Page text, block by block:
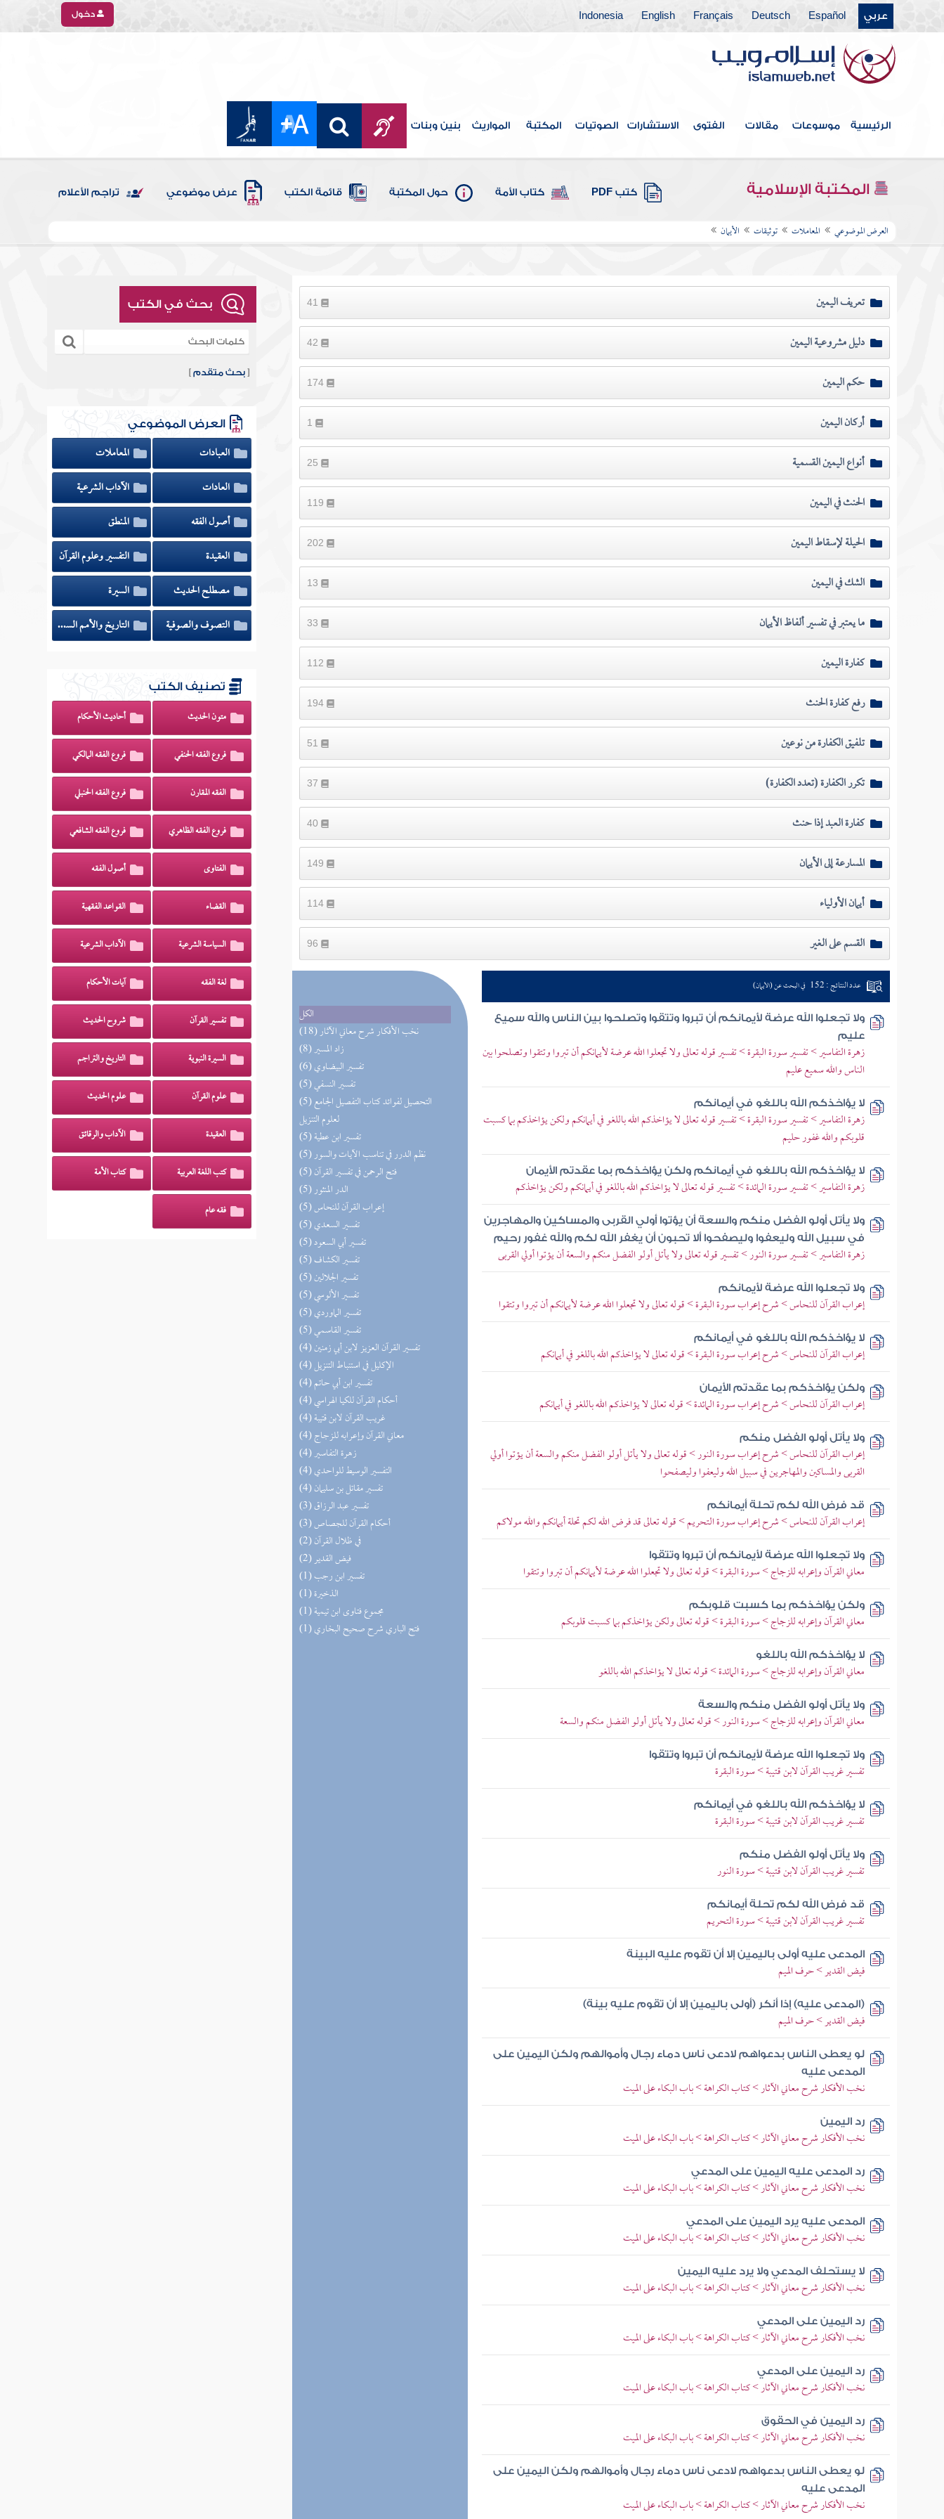
عربي Español
Deutsch
Français
English
Indonesia دخول
الرئيسية موسوعات مقالات الفتوى الاستشارات الصوتيات المكتبة المواريث بنين وبنات
المكتبة الإسلامية كتب PDF كتاب الأمة حول المكتبة قائمة الكتب عرض موضوعي تراجم الأعلام
العرض الموضوعي المعاملات توثيقات الأيمان
تعريف اليمين
دليل مشروعية اليمين
حكم اليمين 174
أركان اليمين
أنواع اليمين القسمية
الحنث في اليمين
الحيلة لإسقاط اليمين
الشك في اليمين
ما يعتبر في تفسير ألفاظ الأيمان
كفارة اليمين
رفع كفارة الحنث 194
تلفيق الكفارة من نوعين
تكرر الكفارة (تعدد الكفارة)
كفارة العبد إذا حنث
المسارعة إلى الأيمان
أيمان الأولياء 114
القسم على الغير
الكل
(18) نخب الأفكار شرح معاني الآثار
(8) زاد المسير
(6) تفسير البيضاوي
(5) تفسير النسفي
(5) التحصيل لفوائد كتاب التفصيل الجامع
لعلوم التنزيل
(5) تفسير ابن عطية
(5) نظم الدرر في تناسب الآيات والسور
(5) فتح الرحمن في تفسير القرآن
(5) الدر المنثور
(5) إعراب القرآن للنحاس
(5) تفسير السعدي
(5) تفسير أبي السعود
(5) تفسير الكشاف
(5) تفسير الجلالين
(5) تفسير الألوسي
(5) تفسير الماوردي
(5) تفسير القاسمي
(4) تفسير القرآن العزيز لابن أبي زمنين
(4) الإكليل في استنباط التنزيل
(4) تفسير ابن أبي حاتم
(4) أحكام القرآن للكيا الهراسي
(4) غريب القرآن لابن قتيبة
(4) معاني القرآن وإعرابه للزجاج
(4) زهرة التفاسير
(4) التفسير الوسيط للواحدي
(4) تفسير مقاتل بن سليمان
(3) تفسير عبد الرزاق
(3) أحكام القرآن للجصاص
(2) في ظلال القرآن
(2) فيض القدير
(1) تفسير ابن رجب
(1) الذخيرة
(1) مجموع فتاوى ابن تيمية
(1) فتح الباري شرح صحيح البخاري
عدد النتائج : 152 في البحث عن (الأيمان)
ولا تجعلوا الله عرضة لأيمانكم أن تبروا وتتقوا وتصلحوا بين الناس والله سميع
عليم
زهرة التفاسير > تفسير سورة البقرة > تفسير قوله تعالى ولا تجعلوا الله عرضة لأيمانكم أن تبروا وتتقوا وتصلحوا بين
الناس والله سميع عليم
لا يؤاخذكم الله باللغو في أيمانكم
زهرة التفاسير > تفسير سورة البقرة > تفسير قوله تعالى لا يؤاخذكم الله باللغو في أيمانكم ولكن يؤاخذكم بما كسبت
قلوبكم والله غفور حليم
لا يؤاخذكم الله باللغو في أيمانكم ولكن يؤاخذكم بما عقدتم الأيمان
زهرة التفاسير > تفسير سورة المائدة > تفسير قوله تعالى لا يؤاخذكم الله باللغو في أيمانكم ولكن يؤاخذكم
ولا يأتل أولو الفضل منكم والسعة أن يؤتوا أولي القربى والمساكين والمهاجرين
في سبيل الله وليعفوا وليصفحوا ألا تحبون أن يغفر الله لكم والله غفور رحيم
زهرة التفاسير > تفسير سورة النور > تفسير قوله تعالى ولا يأتل أولو الفضل منكم والسعة أن يؤتوا أولي القربى
ولا تجعلوا الله عرضة لأيمانكم
إعراب القرآن للنحاس > شرح إعراب سورة البقرة > قوله تعالى ولا تجعلوا الله عرضة لأيمانكم أن تبروا وتتقوا
لا يؤاخذكم الله باللغو في أيمانكم
إعراب القرآن للنحاس > شرح إعراب سورة البقرة > قوله تعالى لا يؤاخذكم الله باللغو في أيمانكم
ولكن يؤاخذكم بما عقدتم الأيمان
إعراب القرآن للنحاس > شرح إعراب سورة المائدة > قوله تعالى لا يؤاخذكم الله باللغو في أيمانكم
ولا يأتل أولو الفضل منكم
إعراب القرآن للنحاس > شرح إعراب سورة النور > قوله تعالى ولا يأتل أولو الفضل منكم والسعة أن يؤتوا أولي
القربى والمساكين والمهاجرين في سبيل الله وليعفوا وليصفحوا
قد فرض الله لكم تحلة أيمانكم
إعراب القرآن للنحاس > شرح إعراب سورة التحريم > قوله تعالى قد فرض الله لكم تحلة أيمانكم والله مولاكم
ولا تجعلوا الله عرضة لأيمانكم أن تبروا وتتقوا
معاني القرآن وإعرابه للزجاج > سورة البقرة > قوله تعالى ولا تجعلوا الله عرضة لأيمانكم أن تبروا وتتقوا
ولكن يؤاخذكم بما كسبت قلوبكم
معاني القرآن وإعرابه للزجاج > سورة البقرة > قوله تعالى ولكن يؤاخذكم بما كسبت قلوبكم
لا يؤاخذكم الله باللغو
معاني القرآن وإعرابه للزجاج > سورة المائدة > قوله تعالى لا يؤاخذكم الله باللغو
ولا يأتل أولو الفضل منكم والسعة
معاني القرآن وإعرابه للزجاج > سورة النور > قوله تعالى ولا يأتل أولو الفضل منكم والسعة
ولا تجعلوا الله عرضة لأيمانكم أن تبروا وتتقوا
تفسير غريب القرآن لابن قتيبة > سورة البقرة
لا يؤاخذكم الله باللغو في أيمانكم
تفسير غريب القرآن لابن قتيبة > سورة البقرة
ولا يأتل أولو الفضل منكم
تفسير غريب القرآن لابن قتيبة > سورة النور
قد فرض الله لكم تحلة أيمانكم
تفسير غريب القرآن لابن قتيبة > سورة التحريم
المدعى عليه أولى باليمين إلا أن تقوم عليه البينة
فيض القدير > حرف الميم
(المدعى عليه) إذا أنكر (أولى باليمين إلا أن تقوم عليه بينة)
فيض القدير > حرف الميم
لو يعطى الناس بدعواهم لادعى ناس دماء رجال وأموالهم ولكن اليمين على
المدعى عليه
نخب الأفكار شرح معاني الآثار > كتاب الكراهة > باب البكاء على الميت
رد اليمين
نخب الأفكار شرح معاني الآثار > كتاب الكراهة > باب البكاء على الميت
رد المدعى عليه اليمين على المدعي
نخب الأفكار شرح معاني الآثار > كتاب الكراهة > باب البكاء على الميت
المدعى عليه يرد اليمين على المدعي
نخب الأفكار شرح معاني الآثار > كتاب الكراهة > باب البكاء على الميت
لا يستحلف المدعي ولا يرد عليه اليمين
نخب الأفكار شرح معاني الآثار > كتاب الكراهة > باب البكاء على الميت
رد اليمين على المدعي
نخب الأفكار شرح معاني الآثار > كتاب الكراهة > باب البكاء على الميت
رد اليمين على المدعي
نخب الأفكار شرح معاني الآثار > كتاب الكراهة > باب البكاء على الميت
رد اليمين في الحقوق
نخب الأفكار شرح معاني الآثار > كتاب الكراهة > باب البكاء على الميت
لو يعطى الناس بدعواهم لادعى ناس دماء رجال وأموالهم ولكن اليمين على
المدعى عليه
نخب الأفكار شرح معاني الآثار > كتاب الكراهة > باب البكاء على الميت
بحث في الكتب
[بحث متقدم ]
العرض الموضوعي
العبادات
المعاملات
العادات
الآداب الشرعية
أصول الفقه
المنطق
العقيدة
التفسير وعلوم القرآن
مصطلح الحديث
السيرة
التصوف والصوفية
التاريخ والأمم السابقة
تصنيف الكتب
متون الحديث أحاديث الأحكام
فروع الفقه الحنفي فروع الفقه المالكي
الفقه المقارن فروع الفقه الحنبلي
فروع الفقه الظاهري فروع الفقه الشافعي
الفتاوى أصول الفقه
القضاء القواعد الفقهية
السياسة الشرعية الآداب الشرعية
لغة الفقه آيات الأحكام
تفسير القرآن شروح الحديث
السيرة النبوية التاريخ والتراجم
علوم القرآن علوم الحديث
العقيدة الآداب والرقائق
كتب اللغة العربية كتاب الأمة
فقه عام